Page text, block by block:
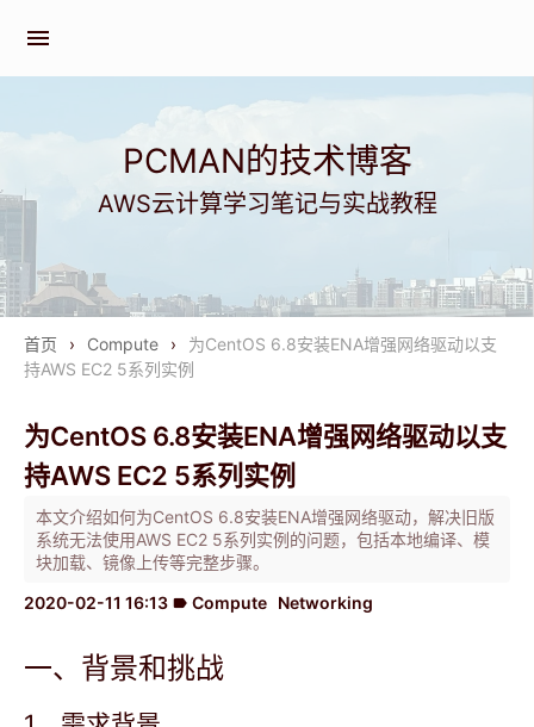
menu
PCMAN的技术博客
AWS云计算学习笔记与实战教程
首页 › Compute ›
为CentOS 6.8安装ENA增强网络驱动以支
持AWS EC2 5系列实例
为CentOS 6.8安装ENA增强网络驱动以支
持AWS EC2 5系列实例
本文介绍如何为CentOS 6.8安装ENA增强网络驱动，解决旧版
系统无法使用AWS EC2 5系列实例的问题，包括本地编译、模
块加载、镜像上传等完整步骤。
2020-02-11 16:13 label Compute Networking
一、背景和挑战